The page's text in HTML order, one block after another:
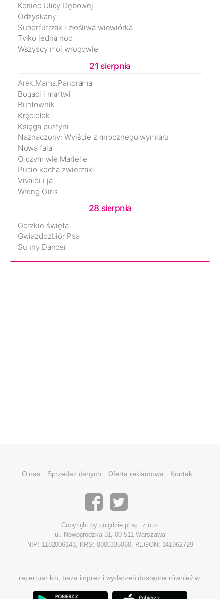
Koniec Ulicy Dębowej
Odzyskany
Superfutrzak i złośliwa wiewiórka
Tylko jedna noc
Wszyscy moi wrogowie
21 sierpnia
Arek.Mama.Panorama
Bogaci i martwi
Buntownik
Kręciołek
Księga pustyni
Naznaczony: Wyjście z mrocznego wymiaru
Nowa fala
O czym wie Marielle
Pucio kocha zwierzaki
Vivaldi i ja
Wrong Girls
28 sierpnia
Gorzkie święta
Gwiazdozbiór Psa
Sunny Dancer
O nas Sprzedaż danych Oferta reklamowa Kontakt
Copyright by coigdzie.pl sp. z o.o.
ul. Nowogrodzka 31, 00-511 Warszawa
NIP: 1182006143, KRS: 0000335060, REGON: 141962729
repertuar kin, baza imprez i wydarzeń dostępne również w: